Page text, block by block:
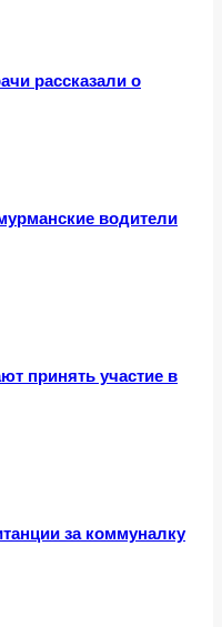
рассказали о
водители
принять участие в
за коммуналку